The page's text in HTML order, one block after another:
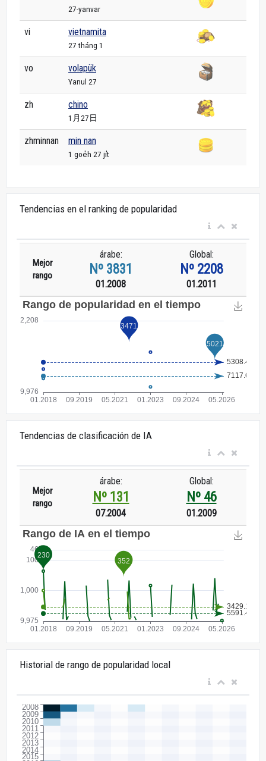
27-yanvar
vi vietnamita
27 tháng 1
vo volapük
Yanul 27
zh chino
1月27日
zhminnan min nan
1 goe̍h 27 ji̍t
Tendencias en el ranking de popularidad
Mejor
rango
árabe:
Nº 3831
01.2008
Global:
Nº 2208
01.2011
Tendencias de clasificación de IA
Mejor
rango
árabe:
Nº 131
07.2004
Global:
Nº 46
01.2009
Historial de rango de popularidad local